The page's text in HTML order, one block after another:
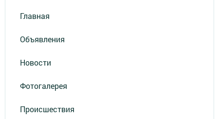
Главная
Объявления
Новости
Фотогалерея
Происшествия